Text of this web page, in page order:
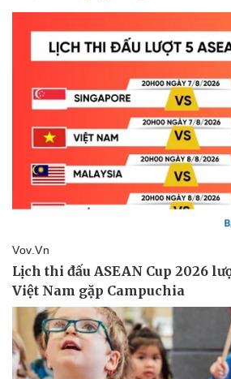
Pháp luật
Vụ án
Tin nóng
Tư vấn luật
Việt
Phân